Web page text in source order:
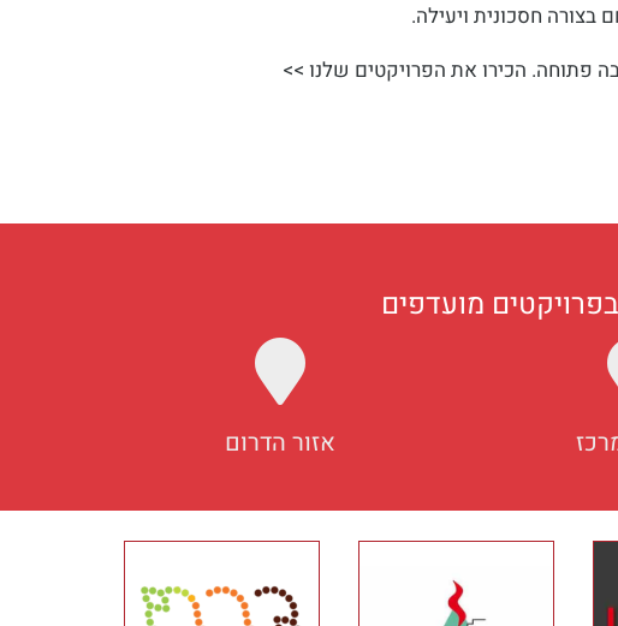
בצורה חסכונית ויעילה.
פתוחה. הכירו את הפרויקטים שלנו >>
מועדפים
אזור הדרום